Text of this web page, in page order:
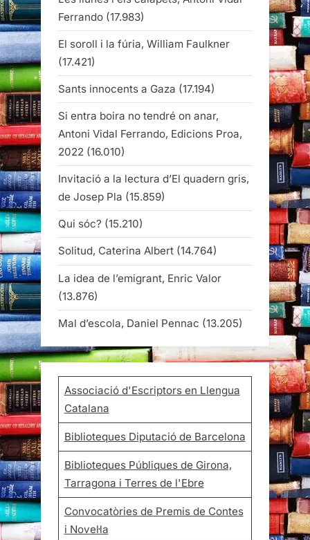
Ferrando (17.983)
El soroll i la fúria, William Faulkner
(17.421)
Sants innocents a Gaza (17.194)
Si entra boira no tendré on anar,
Antoni Vidal Ferrando, Edicions Proa,
2022 (16.010)
Invitació a la lectura d’El quadern gris,
de Josep Pla (15.859)
Qui sóc? (15.210)
Solitud, Caterina Albert (14.764)
La idea de l’emigrant, Enric Valor
(13.876)
Mal d’escola, Daniel Pennac (13.205)
Associació d'Escriptors en Llengua
Catalana
Biblioteques Diputació de Barcelona
Biblioteques Públiques de Girona,
Tarragona i Terres de l'Ebre
Convocatòries de Premis de Contes
i Novel·la